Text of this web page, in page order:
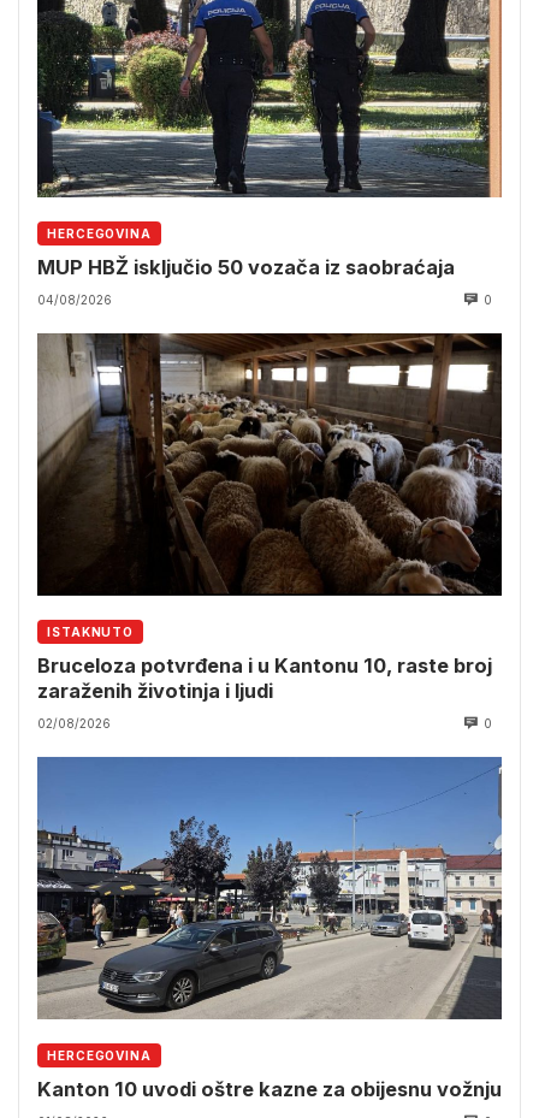
HERCEGOVINA
MUP HBŽ isključio 50 vozača iz saobraćaja
04/08/2026 0
ISTAKNUTO
Bruceloza potvrđena i u Kantonu 10, raste broj
zaraženih životinja i ljudi
02/08/2026 0
HERCEGOVINA
Kanton 10 uvodi oštre kazne za obijesnu vožnju